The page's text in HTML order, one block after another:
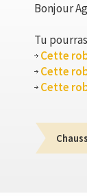
Bonjour
Tu
Cette
Cette
Cette